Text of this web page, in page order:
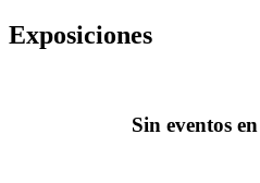
Exposiciones
Sin eventos